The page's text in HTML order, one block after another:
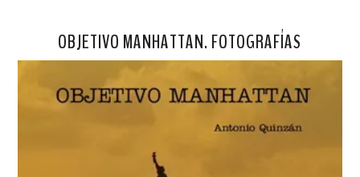
OBJETIVO MANHATTAN. FOTOGRAFÍAS